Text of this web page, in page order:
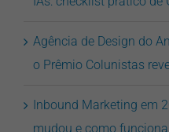
Agência de Design do
o Prêmio Colunistas
Inbound Marketing em
mudou e como